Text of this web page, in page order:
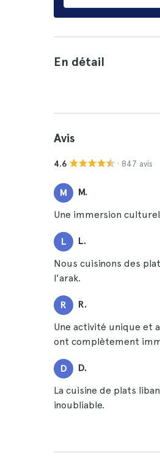
En détail
Avis
4.6 · 847 avis
M M.
Une immersion
L L.
Nous cuisinons des
l'arak.
R R.
Une activité unique et
ont complètement
D D.
La cuisine de plats
inoubliable.